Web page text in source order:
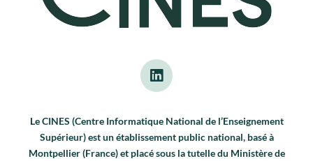
Le CINES (Centre Informatique National de l’Enseignement
Supérieur) est un établissement public national, basé à
Montpellier (France) et placé sous la tutelle du Ministère de